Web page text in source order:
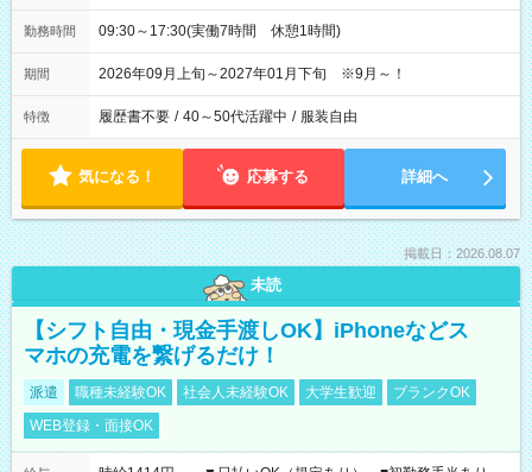
勤務時間 09:30～17:30(実働7時間 休憩1時間)
期間 2026年09月上旬～2027年01月下旬 ※9月～！
特徴 履歴書不要 / 40～50代活躍中 / 服装自由
気になる！ 応募する 詳細へ
掲載日：2026.08.07
未読
【シフト自由・現金手渡しOK】iPhoneなどス
マホの充電を繋げるだけ！
派遣 職種未経験OK 社会人未経験OK 大学生歓迎
ブランクOK
WEB登録・面接OK